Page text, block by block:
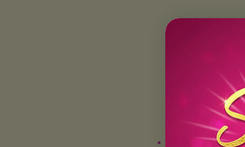
Willkommen bei
Hier begleiten wir
Präsenz. Durch
Authentizität und
Was
Über 10.000